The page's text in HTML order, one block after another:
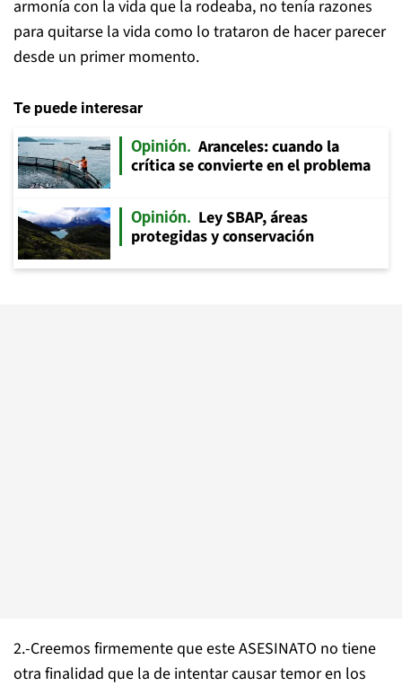
armonía con la vida que la rodeaba, no tenía razones
para quitarse la vida como lo trataron de hacer parecer
desde un primer momento.
Te puede interesar
Opinión
Aranceles: cuando la
crítica se convierte en el problema
Opinión
Ley SBAP, áreas
protegidas y conservación
2.-Creemos firmemente que este ASESINATO no tiene
otra finalidad que la de intentar causar temor en los